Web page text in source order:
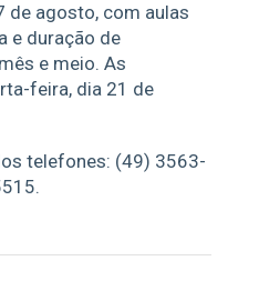
de agosto, com aulas
e duração de
e meio. As
feira, dia 21 de
telefones: (49) 3563-